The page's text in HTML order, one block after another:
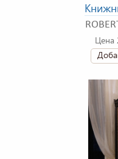
Цена